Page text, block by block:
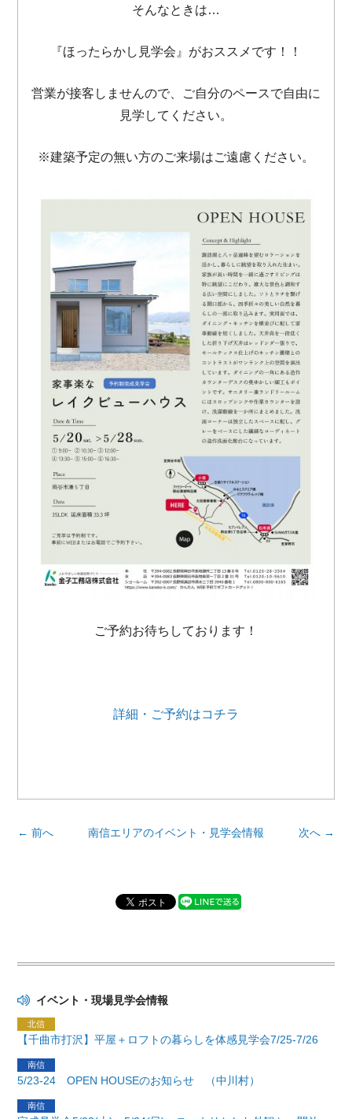
そんなときは…
『ほったらかし見学会』がおススメです！！
営業が接客しませんので、ご自分のペースで自由に
見学してください。
※建築予定の無い方のご来場はご遠慮ください。
ご予約お待ちしております！
詳細・ご予約はコチラ
← 前へ 次へ →
南信エリアのイベント・見学会情報
イベント・現場見学会情報
【千曲市打沢】平屋＋ロフトの暮らしを体感見学会7/25-7/26
5/23-24 OPEN HOUSEのお知らせ （中川村）